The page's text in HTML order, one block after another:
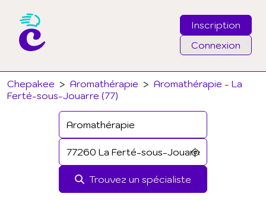
Inscription
Connexion
Chepakee > Aromathérapie > Aromathérapie - La
Ferté-sous-Jouarre (77)
Trouvez un spécialiste
Email
Mot de passe
J'ai oublié mon mot de passe
Connexion